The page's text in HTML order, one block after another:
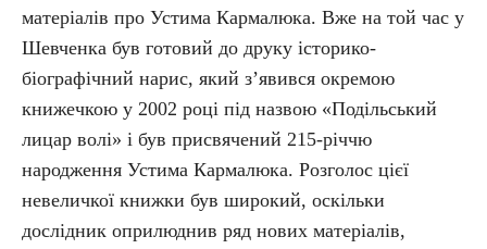
матеріалів про Устима Кармалюка. Вже на той час у
Шевченка був готовий до друку історико-
біографічний нарис, який з’явився окремою
книжечкою у 2002 році під назвою «Подільський
лицар волі» і був присвячений 215-річчю
народження Устима Кармалюка. Розголос цієї
невеличкої книжки був широкий, оскільки
дослідник оприлюднив ряд нових матеріалів,